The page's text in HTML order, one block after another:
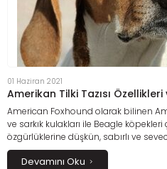
01 Haziran 2021
Amerikan Tilki Tazısı Özellikleri
American Foxhound olarak bilinen
ve sarkık kulakları ile Beagle köpekleri
özgürlüklerine düşkün, sabırlı ve
koşmaları ve üstün koku alma
gösterirler.
Devamını Oku